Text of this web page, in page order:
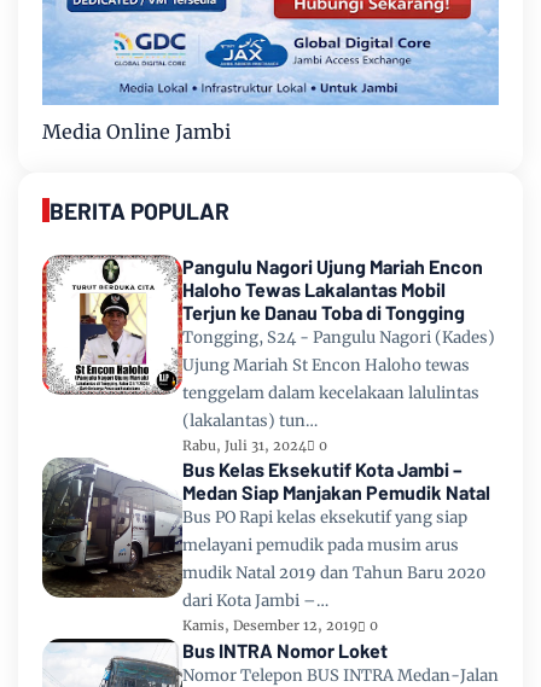
Media Online Jambi
BERITA POPULAR
Pangulu Nagori Ujung Mariah Encon
Haloho Tewas Lakalantas Mobil
Terjun ke Danau Toba di Tongging
Tongging, S24 - Pangulu Nagori (Kades)
Ujung Mariah St Encon Haloho tewas
tenggelam dalam kecelakaan lalulintas
(lakalantas) tun…
Rabu, Juli 31, 2024 0
Bus Kelas Eksekutif Kota Jambi –
Medan Siap Manjakan Pemudik Natal
Bus PO Rapi kelas eksekutif yang siap
melayani pemudik pada musim arus
mudik Natal 2019 dan Tahun Baru 2020
dari Kota Jambi –…
Kamis, Desember 12, 2019 0
Bus INTRA Nomor Loket
Nomor Telepon BUS INTRA Medan-Jalan